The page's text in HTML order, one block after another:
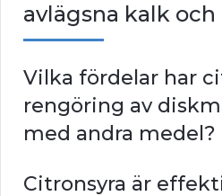
avlägsna kalk
Vilka fördelar har
rengöring av
med andra medel?
Citronsyra är